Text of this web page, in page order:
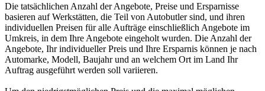
Die tatsächlichen Anzahl der Angebote, Preise und Ersparnisse
basieren auf Werkstätten, die Teil von Autobutler sind, und ihren
individuellen Preisen für alle Aufträge einschließlich Angebote im
Umkreis, in dem Ihre Angebote eingeholt wurden. Die Anzahl der
Angebote, Ihr individueller Preis und Ihre Ersparnis können je nach
Automarke, Modell, Baujahr und an welchem Ort im Land Ihr
Auftrag ausgeführt werden soll variieren.